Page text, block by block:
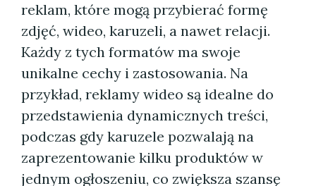
reklam, które mogą przybierać formę
zdjęć, wideo, karuzeli, a nawet relacji.
Każdy z tych formatów ma swoje
unikalne cechy i zastosowania. Na
przykład, reklamy wideo są idealne do
przedstawienia dynamicznych treści,
podczas gdy karuzele pozwalają na
zaprezentowanie kilku produktów w
jednym ogłoszeniu, co zwiększa szansę